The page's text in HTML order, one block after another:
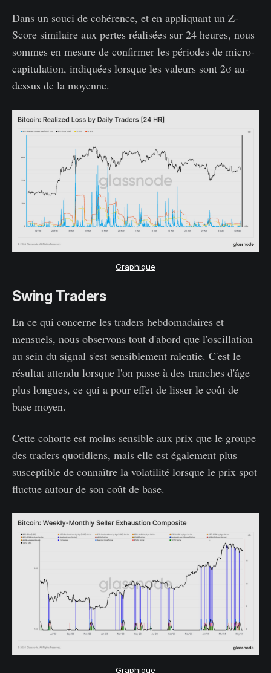
Dans un souci de cohérence, et en appliquant un Z-
Score similaire aux pertes réalisées sur 24 heures, nous
sommes en mesure de confirmer les périodes de micro-
capitulation, indiquées lorsque les valeurs sont 2σ au-
dessus de la moyenne.
Graphique
Swing Traders
En ce qui concerne les traders hebdomadaires et
mensuels, nous observons tout d'abord que l'oscillation
au sein du signal s'est sensiblement ralentie. C'est le
résultat attendu lorsque l'on passe à des tranches d'âge
plus longues, ce qui a pour effet de lisser le coût de
base moyen.
Cette cohorte est moins sensible aux prix que le groupe
des traders quotidiens, mais elle est également plus
susceptible de connaître la volatilité lorsque le prix spot
fluctue autour de son coût de base.
Graphique